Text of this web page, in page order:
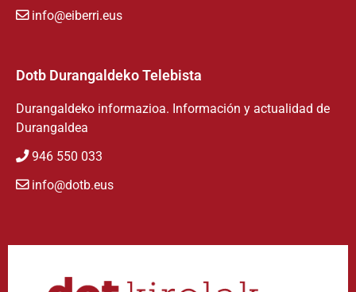
info@eiberri.eus
Dotb Durangaldeko Telebista
Durangaldeko informazioa. Información y actualidad de
Durangaldea
946 550 033
info@dotb.eus